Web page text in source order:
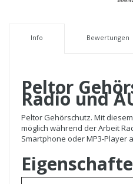
Info Bewertungen
Peltor
Radio und
Peltor Gehörschutz. Mit
möglich während der Arbeit
Smartphone oder MP3-Player